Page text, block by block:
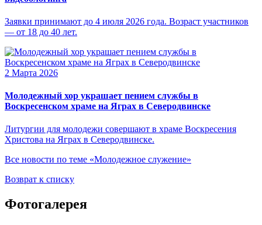
Заявки принимают до 4 июля 2026 года. Возраст участников
— от 18 до 40 лет.
2 Марта 2026
Молодежный хор украшает пением службы в
Воскресенском храме на Яграх в Северодвинске
Литургии для молодежи совершают в храме Воскресения
Христова на Яграх в Северодвинске.
Все новости по теме «Молодежное служение»
Возврат к списку
Фотогалерея